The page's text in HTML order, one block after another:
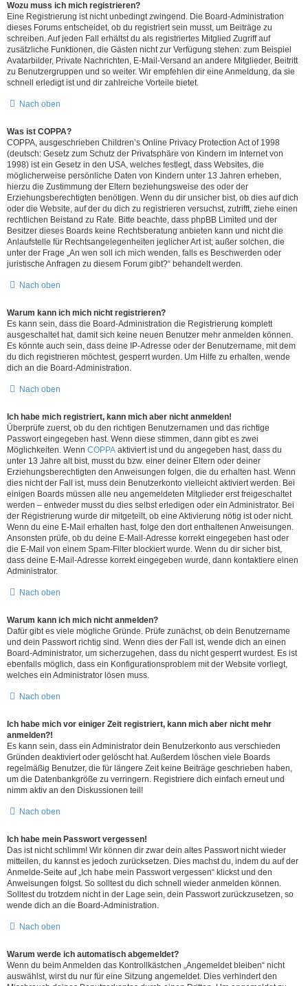
Wozu muss ich mich registrieren?
Eine Registrierung ist nicht unbedingt zwingend. Die Board-Administration
dieses Forums entscheidet, ob du registriert sein musst, um Beiträge zu
schreiben. Auf jeden Fall erhältst du als registriertes Mitglied Zugriff auf
zusätzliche Funktionen, die Gästen nicht zur Verfügung stehen: zum Beispiel
Avatarbilder, Private Nachrichten, E-Mail-Versand an andere Mitglieder, Beitritt
zu Benutzergruppen und so weiter. Wir empfehlen dir eine Anmeldung, da sie
schnell erledigt ist und dir zahlreiche Vorteile bietet.
Nach oben
Was ist COPPA?
COPPA, ausgeschrieben Children’s Online Privacy Protection Act of 1998
(deutsch: Gesetz zum Schutz der Privatsphäre von Kindern im Internet von
1998) ist ein Gesetz in den USA, welches festlegt, dass Websites, die
möglicherweise persönliche Daten von Kindern unter 13 Jahren erheben,
hierzu die Zustimmung der Eltern beziehungsweise des oder der
Erziehungsberechtigten benötigen. Wenn du dir unsicher bist, ob dies auf dich
oder die Website, auf der du dich zu registrieren versuchst, zutrifft, ziehe einen
rechtlichen Beistand zu Rate. Bitte beachte, dass phpBB Limited und der
Besitzer dieses Boards keine Rechtsberatung anbieten kann und nicht die
Anlaufstelle für Rechtsangelegenheiten jeglicher Art ist; außer solchen, die
unter der Frage „An wen soll ich mich wenden, falls es Beschwerden oder
juristische Anfragen zu diesem Forum gibt?“ behandelt werden.
Nach oben
Warum kann ich mich nicht registrieren?
Es kann sein, dass die Board-Administration die Registrierung komplett
ausgeschaltet hat, damit sich keine neuen Benutzer mehr anmelden können.
Es könnte auch sein, dass deine IP-Adresse oder der Benutzername, mit dem
du dich registrieren möchtest, gesperrt wurden. Um Hilfe zu erhalten, wende
dich an die Board-Administration.
Nach oben
Ich habe mich registriert, kann mich aber nicht anmelden!
Überprüfe zuerst, ob du den richtigen Benutzernamen und das richtige
Passwort eingegeben hast. Wenn diese stimmen, dann gibt es zwei
Möglichkeiten. Wenn COPPA aktiviert ist und du angegeben hast, dass du
unter 13 Jahre alt bist, musst du bzw. einer deiner Eltern oder deiner
Erziehungsberechtigten den Anweisungen folgen, die du erhalten hast. Wenn
dies nicht der Fall ist, muss dein Benutzerkonto vielleicht aktiviert werden. Bei
einigen Boards müssen alle neu angemeldeten Mitglieder erst freigeschaltet
werden – entweder musst du dies selbst erledigen oder ein Administrator. Bei
der Registrierung wurde dir mitgeteilt, ob eine Aktivierung nötig ist oder nicht.
Wenn du eine E-Mail erhalten hast, folge den dort enthaltenen Anweisungen.
Ansonsten prüfe, ob du deine E-Mail-Adresse korrekt eingegeben hast oder
die E-Mail von einem Spam-Filter blockiert wurde. Wenn du dir sicher bist,
dass deine E-Mail-Adresse korrekt eingegeben wurde, dann kontaktiere einen
Administrator.
Nach oben
Warum kann ich mich nicht anmelden?
Dafür gibt es viele mögliche Gründe. Prüfe zunächst, ob dein Benutzername
und dein Passwort richtig sind. Wenn dies der Fall ist, wende dich an einen
Board-Administrator, um sicherzugehen, dass du nicht gesperrt wurdest. Es ist
ebenfalls möglich, dass ein Konfigurationsproblem mit der Website vorliegt,
welches ein Administrator lösen muss.
Nach oben
Ich habe mich vor einiger Zeit registriert, kann mich aber nicht mehr
anmelden?!
Es kann sein, dass ein Administrator dein Benutzerkonto aus verschieden
Gründen deaktiviert oder gelöscht hat. Außerdem löschen viele Boards
regelmäßig Benutzer, die für längere Zeit keine Beiträge geschrieben haben,
um die Datenbankgröße zu verringern. Registriere dich einfach erneut und
nimm aktiv an den Diskussionen teil!
Nach oben
Ich habe mein Passwort vergessen!
Das ist nicht schlimm! Wir können dir zwar dein altes Passwort nicht wieder
mitteilen, du kannst es jedoch zurücksetzen. Dies machst du, indem du auf der
Anmelde-Seite auf „Ich habe mein Passwort vergessen“ klickst und den
Anweisungen folgst. So solltest du dich schnell wieder anmelden können.
Solltest du trotzdem nicht in der Lage sein, dein Passwort zurückzusetzen, so
wende dich an die Board-Administration.
Nach oben
Warum werde ich automatisch abgemeldet?
Wenn du beim Anmelden das Kontrollkästchen „Angemeldet bleiben“ nicht
auswählst, wirst du nur für eine Sitzung angemeldet. Dies verhindert den